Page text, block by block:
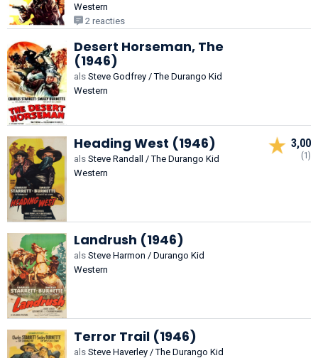
Western
2 reacties
Desert Horseman, The
(1946)
als Steve Godfrey / The Durango Kid
Western
Heading West (1946)
als Steve Randall / The Durango Kid
Western
3,00
(1)
Landrush (1946)
als Steve Harmon / Durango Kid
Western
Terror Trail (1946)
als Steve Haverley / The Durango Kid